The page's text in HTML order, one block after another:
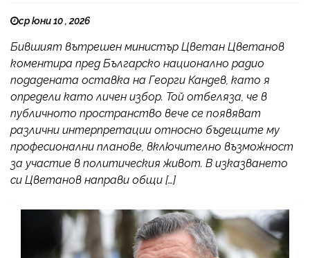
ср юни 10 , 2026
Бившият вътрешен министър Цветан Цветанов
коментира пред Българско национално радио
подадената оставка на Георги Кандев, като я
определи като личен избор. Той отбеляза, че в
публичното пространство вече се появяват
различни интерпретации относно бъдещите му
професионални планове, включително възможност
за участие в политическия живот. В изказването
си Цветанов направи общи […]